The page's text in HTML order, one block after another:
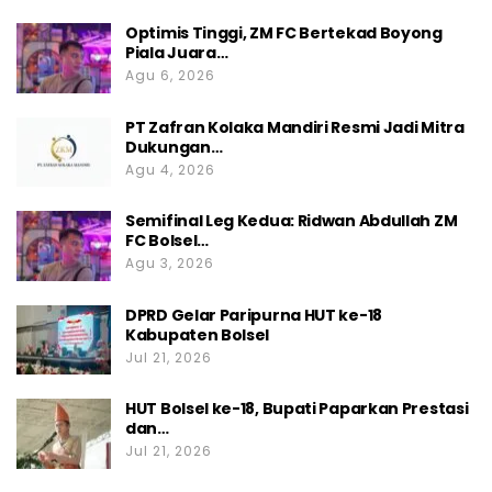
Daerah (Pilkada) Gubernur dan Wakil
Gubernur Sulut yang dihelat tahun lalu.
Selain itu, jabatan strategis untuk birokrat
BMR di Pemprov Sulut pun menjadi poin
yang diharapkan oleh masyarakat
khususnya BMR. *(Cip/And)
Optimis Tinggi, ZM FC Bertekad Boyong
Piala Juara…
Agu 6, 2026
PT Zafran Kolaka Mandiri Resmi Jadi Mitra
Dukungan…
Agu 4, 2026
Semifinal Leg Kedua: Ridwan Abdullah ZM
FC Bolsel…
Agu 3, 2026
DPRD Gelar Paripurna HUT ke-18
Kabupaten Bolsel
Jul 21, 2026
HUT Bolsel ke-18, Bupati Paparkan Prestasi
dan…
Jul 21, 2026